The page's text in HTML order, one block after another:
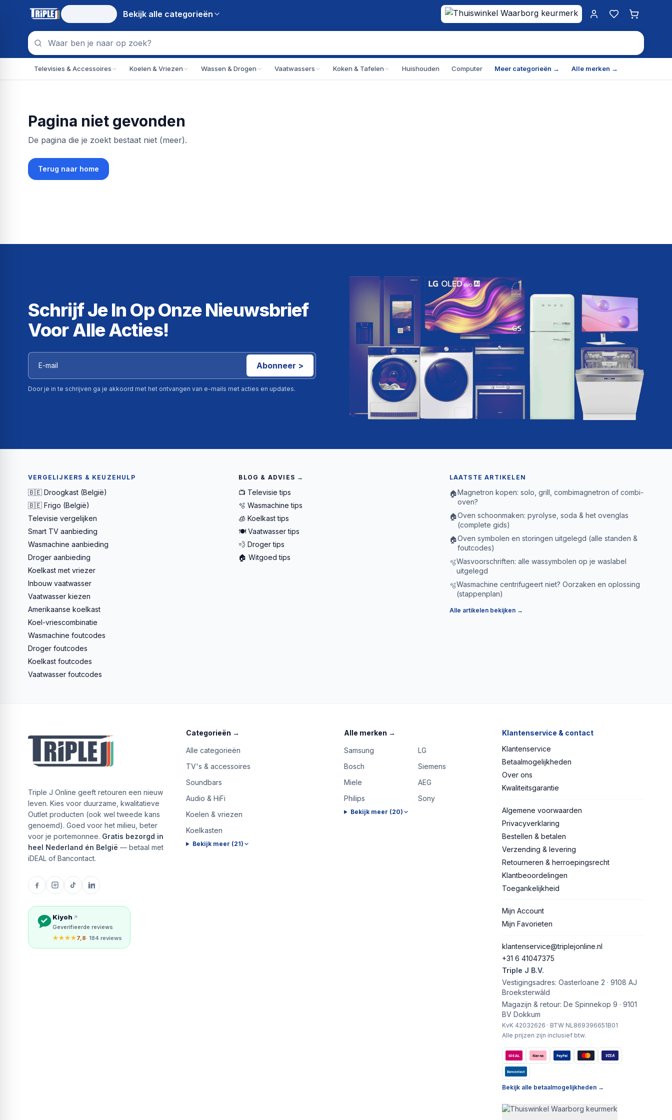
Bekijk alle categorieën
Mijn account
Favorieten
Televisies & Accessoires Koelen & Vriezen Wassen & Drogen Vaatwassers Koken & Tafelen Huishouden Computer Meer categorieën → Alle merken →
Pagina niet gevonden
De pagina die je zoekt bestaat niet (meer).
Terug naar home
Schrijf Je In Op Onze Nieuwsbrief
Voor Alle Acties!
Abonneer >
Door je in te schrijven ga je akkoord met het ontvangen van e-mails met acties en updates.
VERGELIJKERS & KEUZEHULP
🇧🇪 Droogkast (België)
🇧🇪 Frigo (België)
Televisie vergelijken
Smart TV aanbieding
Wasmachine aanbieding
Droger aanbieding
Koelkast met vriezer
Inbouw vaatwasser
Vaatwasser kiezen
Amerikaanse koelkast
Koel-vriescombinatie
Wasmachine foutcodes
Droger foutcodes
Koelkast foutcodes
Vaatwasser foutcodes
BLOG & ADVIES →
📺 Televisie tips
🫧 Wasmachine tips
🧊 Koelkast tips
🍽️ Vaatwasser tips
💨 Droger tips
🏠 Witgoed tips
LAATSTE ARTIKELEN
🏠Magnetron kopen: solo, grill, combimagnetron of combi-
oven?
🏠Oven schoonmaken: pyrolyse, soda & het ovenglas
(complete gids)
🏠Oven symbolen en storingen uitgelegd (alle standen &
foutcodes)
🫧Wasvoorschriften: alle wassymbolen op je waslabel
uitgelegd
🫧Wasmachine centrifugeert niet? Oorzaken en oplossing
(stappenplan)
Alle artikelen bekijken →
Triple J Online geeft retouren een nieuw
leven. Kies voor duurzame, kwalitatieve
Outlet producten (ook wel tweede kans
genoemd). Goed voor het milieu, beter
voor je portemonnee. Gratis bezorgd in
heel Nederland én België — betaal met
iDEAL of Bancontact.
Kiyoh
Geverifieerde reviews
★★★★7,8· 184 reviews
Categorieën →
Alle categorieën
TV's & accessoires
Soundbars
Audio & HiFi
Koelen & vriezen
Koelkasten
Bekijk meer (21)
Alle merken →
Samsung
LG
Bosch
Siemens
Miele
AEG
Philips
Sony
Bekijk meer (20)
Klantenservice & contact
Klantenservice
Betaalmogelijkheden
Over ons
Kwaliteitsgarantie
Algemene voorwaarden
Privacyverklaring
Bestellen & betalen
Verzending & levering
Retourneren & herroepingsrecht
Klantbeoordelingen
Toegankelijkheid
Mijn Account
Mijn Favorieten
klantenservice@triplejonline.nl
+31 6 41047375
Triple J B.V.
Vestigingsadres: Oasterloane 2 · 9108 AJ
Broeksterwâld
Magazijn & retour: De Spinnekop 9 · 9101
BV Dokkum
KvK 42032626 · BTW NL869396651B01
Alle prijzen zijn inclusief btw.
iDEAL Klarna PayPal VISA
Bancontact
Bekijk alle betaalmogelijkheden →